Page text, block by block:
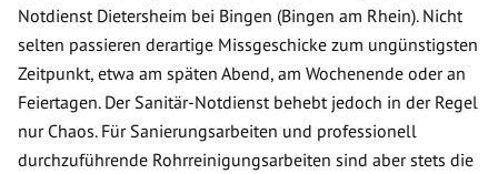
Notdienst Dietersheim bei Bingen (Bingen am Rhein). Nicht
selten passieren derartige Missgeschicke zum ungünstigsten
Zeitpunkt, etwa am späten Abend, am Wochenende oder an
Feiertagen. Der Sanitär-Notdienst behebt jedoch in der Regel
nur Chaos. Für Sanierungsarbeiten und professionell
durchzuführende Rohrreinigungsarbeiten sind aber stets die